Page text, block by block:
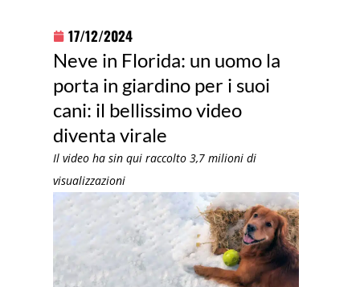
17/12/2024
Neve in Florida: un uomo la
porta in giardino per i suoi
cani: il bellissimo video
diventa virale
Il video ha sin qui raccolto 3,7 milioni di
visualizzazioni